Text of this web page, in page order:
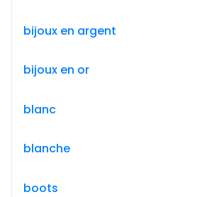
bijoux en argent
bijoux en or
blanc
blanche
boots